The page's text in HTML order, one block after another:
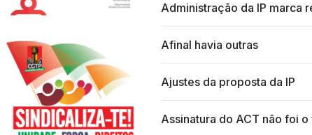
Administração da IP marca
Afinal havia outras
Ajustes da proposta da IP
Assinatura do ACT não foi o